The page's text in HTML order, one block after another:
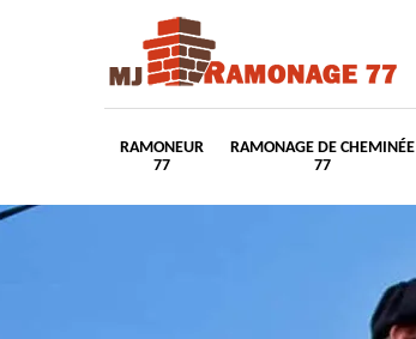
RAMONEUR
77
RAMONAGE DE CHEMINÉE
77